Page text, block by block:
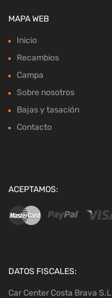
MAPA WEB
Inicio
Recambios
Campa
Sobre nosotros
Bajas y tasación
Contacto
ACEPTAMOS:
DATOS FISCALES:
Car Center Costa Brava S.L